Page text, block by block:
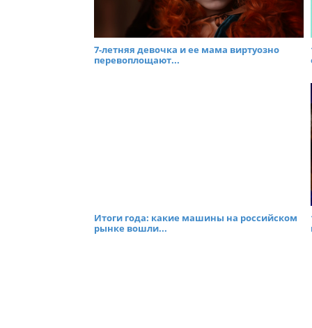
7-летняя девочка и ее мама виртуозно
перевоплощают...
Итоги года: какие машины на российском
рынке вошли...